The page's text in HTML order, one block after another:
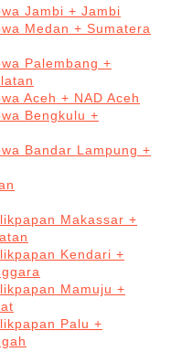
Jambi + Jambi
Medan + Sumatera
Palembang +
Aceh + NAD Aceh
Bengkulu +
Bandar Lampung +
Makassar +
Kendari +
Mamuju +
Palu +